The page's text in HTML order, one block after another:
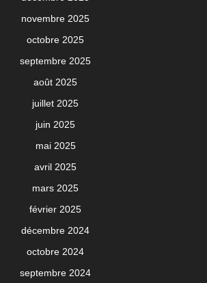
novembre 2025
octobre 2025
septembre 2025
août 2025
juillet 2025
juin 2025
mai 2025
avril 2025
mars 2025
février 2025
décembre 2024
octobre 2024
septembre 2024